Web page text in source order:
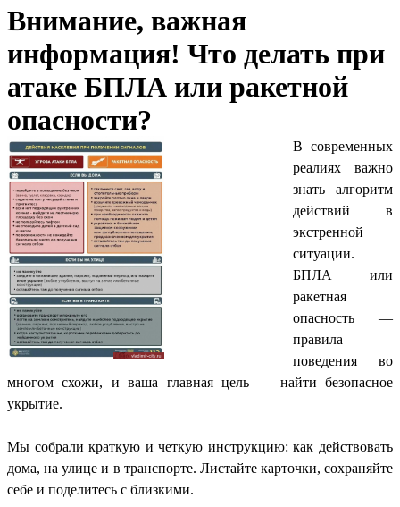
Внимание, важная
информация! Что делать при
атаке БПЛА или ракетной
опасности?
В современных
реалиях важно
знать алгоритм
действий в
экстренной
ситуации.
БПЛА или
ракетная
опасность —
правила
поведения во
многом схожи, и ваша главная цель — найти безопасное
укрытие.
Мы собрали краткую и четкую инструкцию: как действовать
дома, на улице и в транспорте. Листайте карточки, сохраняйте
себе и поделитесь с близкими.